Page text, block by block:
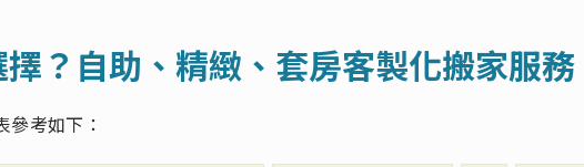
？自助、精緻、套房客製化搬家服務
參考如下：